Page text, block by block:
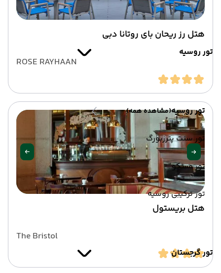
تور روسیه
تور روسیه(مشاهده همه)
تور سنت پترزبورگ
تور مسکو
تور ترکیبی روسیه
تور گرجستان
هتل رز ریحان بای روتانا دبی
ROSE RAYHAAN
هتل بریستول
The Bristol